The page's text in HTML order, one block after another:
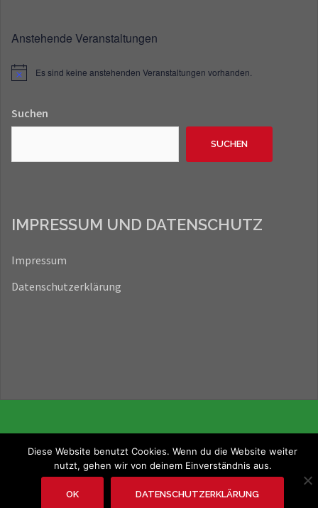
Anstehende Veranstaltungen
HinweisEs sind keine anstehenden Veranstaltungen vorhanden.
Suchen
SUCHEN
IMPRESSUM UND DATENSCHUTZ
Impressum
Datenschutzerklärung
Diese Website benutzt Cookies. Wenn du die Website weiter
nutzt, gehen wir von deinem Einverständnis aus.
OK DATENSCHUTZERKLÄRUNG